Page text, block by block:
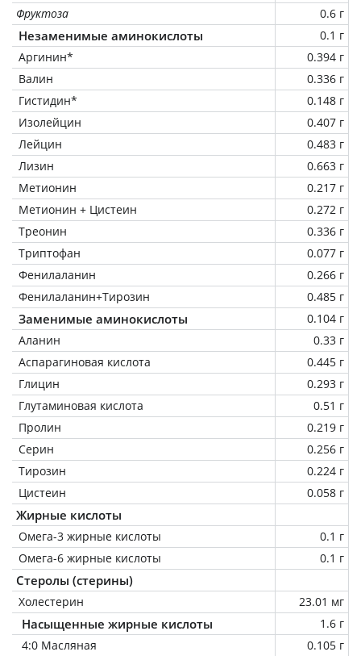
Фруктоза
0.6 г
Незаменимые аминокислоты
0.1 г
Аргинин*
0.394 г
Валин
0.336 г
Гистидин*
0.148 г
Изолейцин
0.407 г
Лейцин
0.483 г
Лизин
0.663 г
Метионин
0.217 г
Метионин + Цистеин
0.272 г
Треонин
0.336 г
Триптофан
0.077 г
Фенилаланин
0.266 г
Фенилаланин+Тирозин
0.485 г
Заменимые аминокислоты
0.104 г
Аланин
0.33 г
Аспарагиновая кислота
0.445 г
Глицин
0.293 г
Глутаминовая кислота
0.51 г
Пролин
0.219 г
Серин
0.256 г
Тирозин
0.224 г
Цистеин
0.058 г
Жирные кислоты
Омега-3 жирные кислоты
0.1 г
Омега-6 жирные кислоты
0.1 г
Стеролы (стерины)
Холестерин 23.01 мг
Насыщенные жирные кислоты
1.6 г
4:0 Масляная
0.105 г